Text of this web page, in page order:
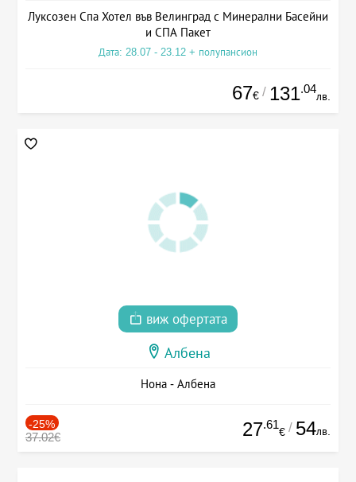
Луксозен Спа Хотел във Велинград с Минерални Басейни
и СПА Пакет
Дата: 28.07 - 23.12 + полупансион
67€ / 131.04
лв.
виж офертата
Албена
Нона - Албена
-25%
37.02€ 27.61
€ / 54лв.